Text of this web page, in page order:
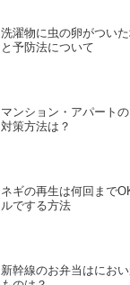
洗濯物に虫の卵がつい
と予防法について
マンション・アパート
対策方法は？
ネギの再生は何回まで
ルでする方法
新幹線のお弁当はにお